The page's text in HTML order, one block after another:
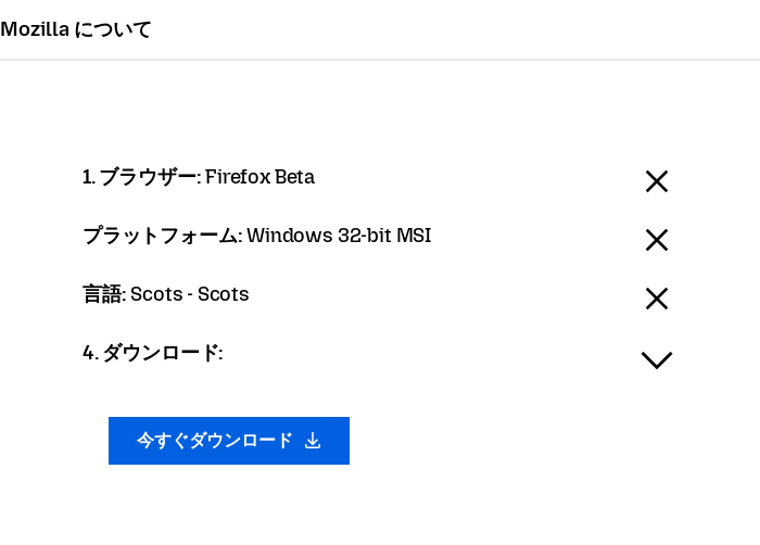
Mozilla について
1. ブラウザー:Firefox Beta
プラットフォーム:Windows 32-bit MSI
言語: Scots - Scots
4. ダウンロード:
今すぐダウンロード